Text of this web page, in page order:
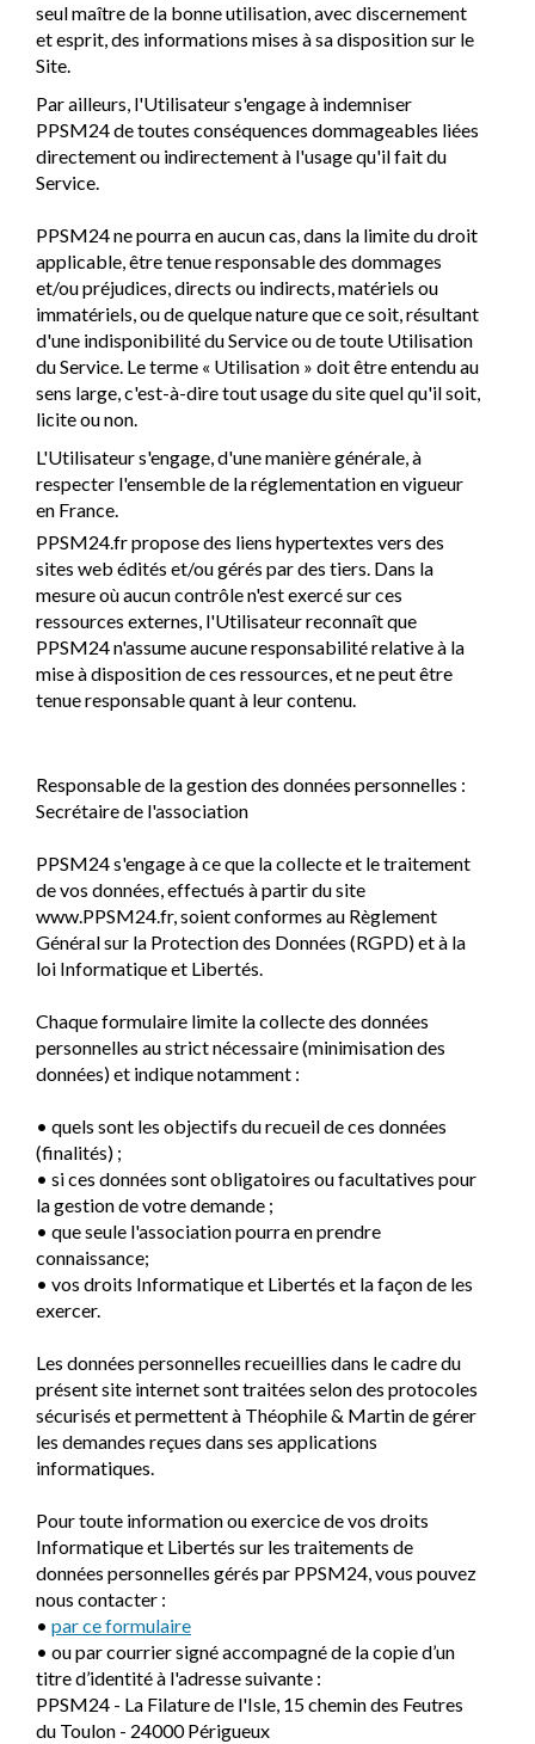
seul maître de la bonne utilisation, avec discernement
et esprit, des informations mises à sa disposition sur le
Site.
Par ailleurs, l'Utilisateur s'engage à indemniser
PPSM24 de toutes conséquences dommageables liées
directement ou indirectement à l'usage qu'il fait du
Service.
PPSM24 ne pourra en aucun cas, dans la limite du droit
applicable, être tenue responsable des dommages
et/ou préjudices, directs ou indirects, matériels ou
immatériels, ou de quelque nature que ce soit, résultant
d'une indisponibilité du Service ou de toute Utilisation
du Service. Le terme « Utilisation » doit être entendu au
sens large, c'est-à-dire tout usage du site quel qu'il soit,
licite ou non.
L'Utilisateur s'engage, d'une manière générale, à
respecter l'ensemble de la réglementation en vigueur
en France.
PPSM24.fr propose des liens hypertextes vers des
sites web édités et/ou gérés par des tiers. Dans la
mesure où aucun contrôle n'est exercé sur ces
ressources externes, l'Utilisateur reconnaît que
PPSM24 n'assume aucune responsabilité relative à la
mise à disposition de ces ressources, et ne peut être
tenue responsable quant à leur contenu.
Responsable de la gestion des données personnelles :
Secrétaire de l'association
PPSM24 s'engage à ce que la collecte et le traitement
de vos données, effectués à partir du site
www.PPSM24.fr, soient conformes au Règlement
Général sur la Protection des Données (RGPD) et à la
loi Informatique et Libertés.
Chaque formulaire limite la collecte des données
personnelles au strict nécessaire (minimisation des
données) et indique notamment :
• quels sont les objectifs du recueil de ces données
(finalités) ;
• si ces données sont obligatoires ou facultatives pour
la gestion de votre demande ;
• que seule l'association pourra en prendre
connaissance;
• vos droits Informatique et Libertés et la façon de les
exercer.
Les données personnelles recueillies dans le cadre du
présent site internet sont traitées selon des protocoles
sécurisés et permettent à Théophile & Martin de gérer
les demandes reçues dans ses applications
informatiques.
Pour toute information ou exercice de vos droits
Informatique et Libertés sur les traitements de
données personnelles gérés par PPSM24, vous pouvez
nous contacter :
• par ce formulaire
• ou par courrier signé accompagné de la copie d’un
titre d’identité à l'adresse suivante :
PPSM24 - La Filature de l'Isle, 15 chemin des Feutres
du Toulon - 24000 Périgueux